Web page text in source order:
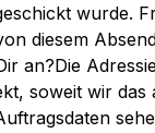
wurde.
diesem
an?Die
soweit wir das